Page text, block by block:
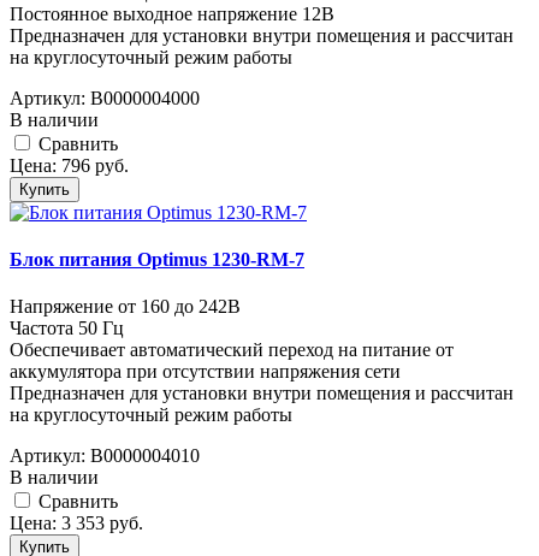
Постоянное выходное напряжение 12В
Предназначен для установки внутри помещения и рассчитан
на круглосуточный режим работы
Артикул: В0000004000
В наличии
Cравнить
Цена: 796 руб.
Купить
Блок питания Optimus 1230-RM-7
Напряжение от 160 до 242В
Частота 50 Гц
Обеспечивает автоматический переход на питание от
аккумулятора при отсутствии напряжения сети
Предназначен для установки внутри помещения и рассчитан
на круглосуточный режим работы
Артикул: В0000004010
В наличии
Cравнить
Цена: 3 353 руб.
Купить